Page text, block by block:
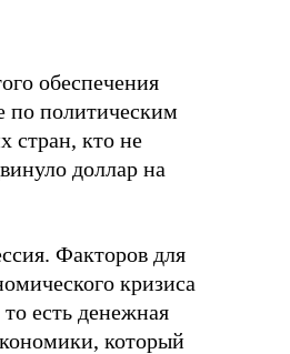
обеспечения
по политическим
кто не
доллар на
Факторов для
кризиса
есть денежная
который